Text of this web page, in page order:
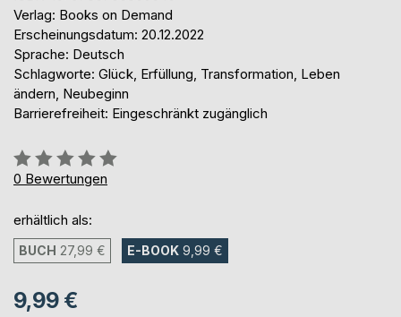
Verlag: Books on Demand
Erscheinungsdatum: 20.12.2022
Sprache: Deutsch
Schlagworte: Glück, Erfüllung, Transformation, Leben
ändern, Neubeginn
Barrierefreiheit: Eingeschränkt zugänglich
Bewertung::
0%
0 Bewertungen
erhältlich als:
BUCH 27,99 € E-BOOK 9,99 €
9,99 €